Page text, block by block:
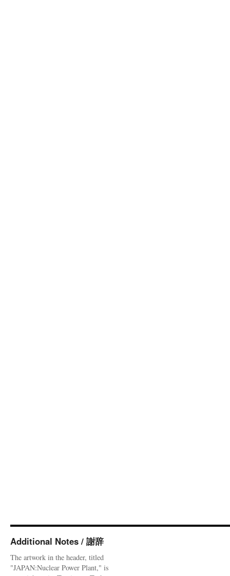
Additional Notes / 謝辞
The artwork in the header, titled
"JAPAN:Nuclear Power Plant," is